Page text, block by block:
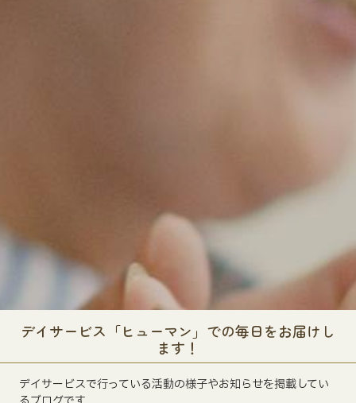
デイサービス「ヒューマン」での毎日をお届けし
ます！
デイサービスで行っている活動の様子やお知らせを掲載してい